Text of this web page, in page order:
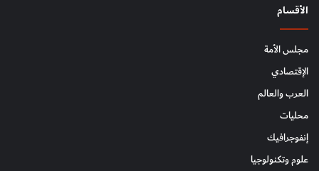
الأقسام
مجلس الأمة
الإقتصادي
العرب والعالم
محليات
إنفوجرافيك
علوم وتكنولوجيا